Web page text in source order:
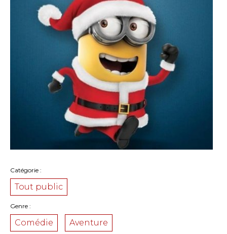
Catégorie
Tout public
Genre
Comédie Aventure